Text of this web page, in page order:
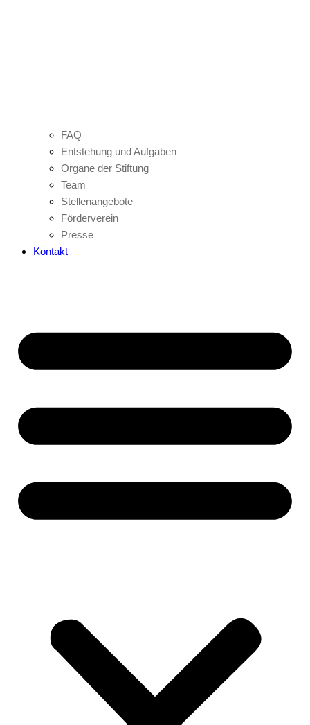
FAQ
Entstehung und Aufgaben
Organe der Stiftung
Team
Stellenangebote
Förderverein
Presse
Kontakt